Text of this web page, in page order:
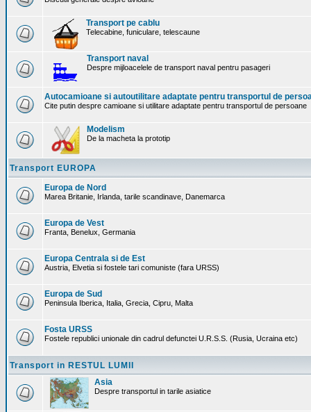
Transport pe cablu
Telecabine, funiculare, telescaune
Transport naval
Despre mijloacelele de transport naval pentru pasageri
Autocamioane si autoutilitare adaptate pentru transportul de
Cite putin despre camioane si utilitare adaptate pentru transportul de persoane
Modelism
De la macheta la prototip
Transport EUROPA
Europa de Nord
Marea Britanie, Irlanda, tarile scandinave, Danemarca
Europa de Vest
Franta, Benelux, Germania
Europa Centrala si de Est
Austria, Elvetia si fostele tari comuniste (fara URSS)
Europa de Sud
Peninsula Iberica, Italia, Grecia, Cipru, Malta
Fosta URSS
Fostele republici unionale din cadrul defunctei U.R.S.S. (Rusia, Ucraina etc)
Transport in RESTUL LUMII
Asia
Despre transportul in tarile asiatice